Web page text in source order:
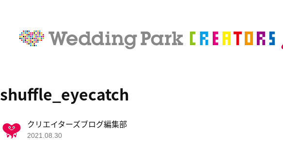
shuffle_eyecatch
クリエイターズブログ編集部
2021.08.30